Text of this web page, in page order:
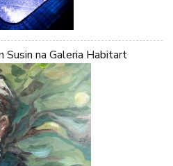
Susin na Galeria Habitart